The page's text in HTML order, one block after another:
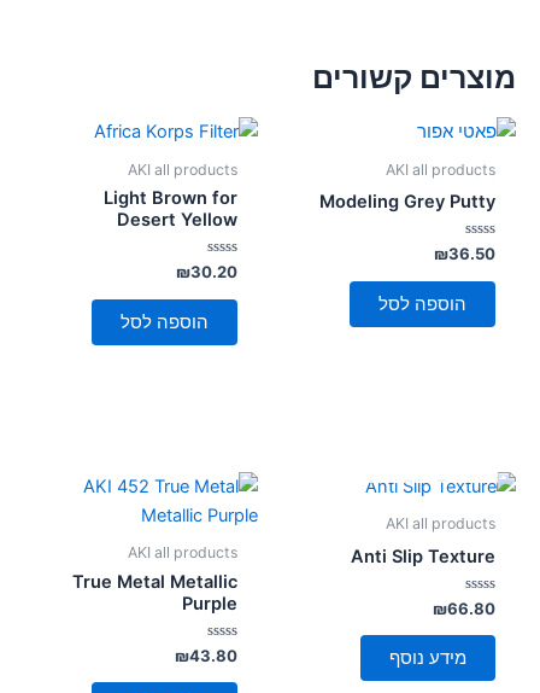
מוצרים קשורים
AKI all products
Modeling Grey Putty
דורג
0
מתוך
₪36.50
הוספה לסל
AKI all products
Light Brown for
Desert Yellow
דורג
0
מתוך
₪30.20
הוספה לסל
AKI all products
Anti Slip Texture
דורג
0
מתוך
₪66.80
מידע נוסף
AKI all products
True Metal Metallic
Purple
דורג
0
מתוך
₪43.80